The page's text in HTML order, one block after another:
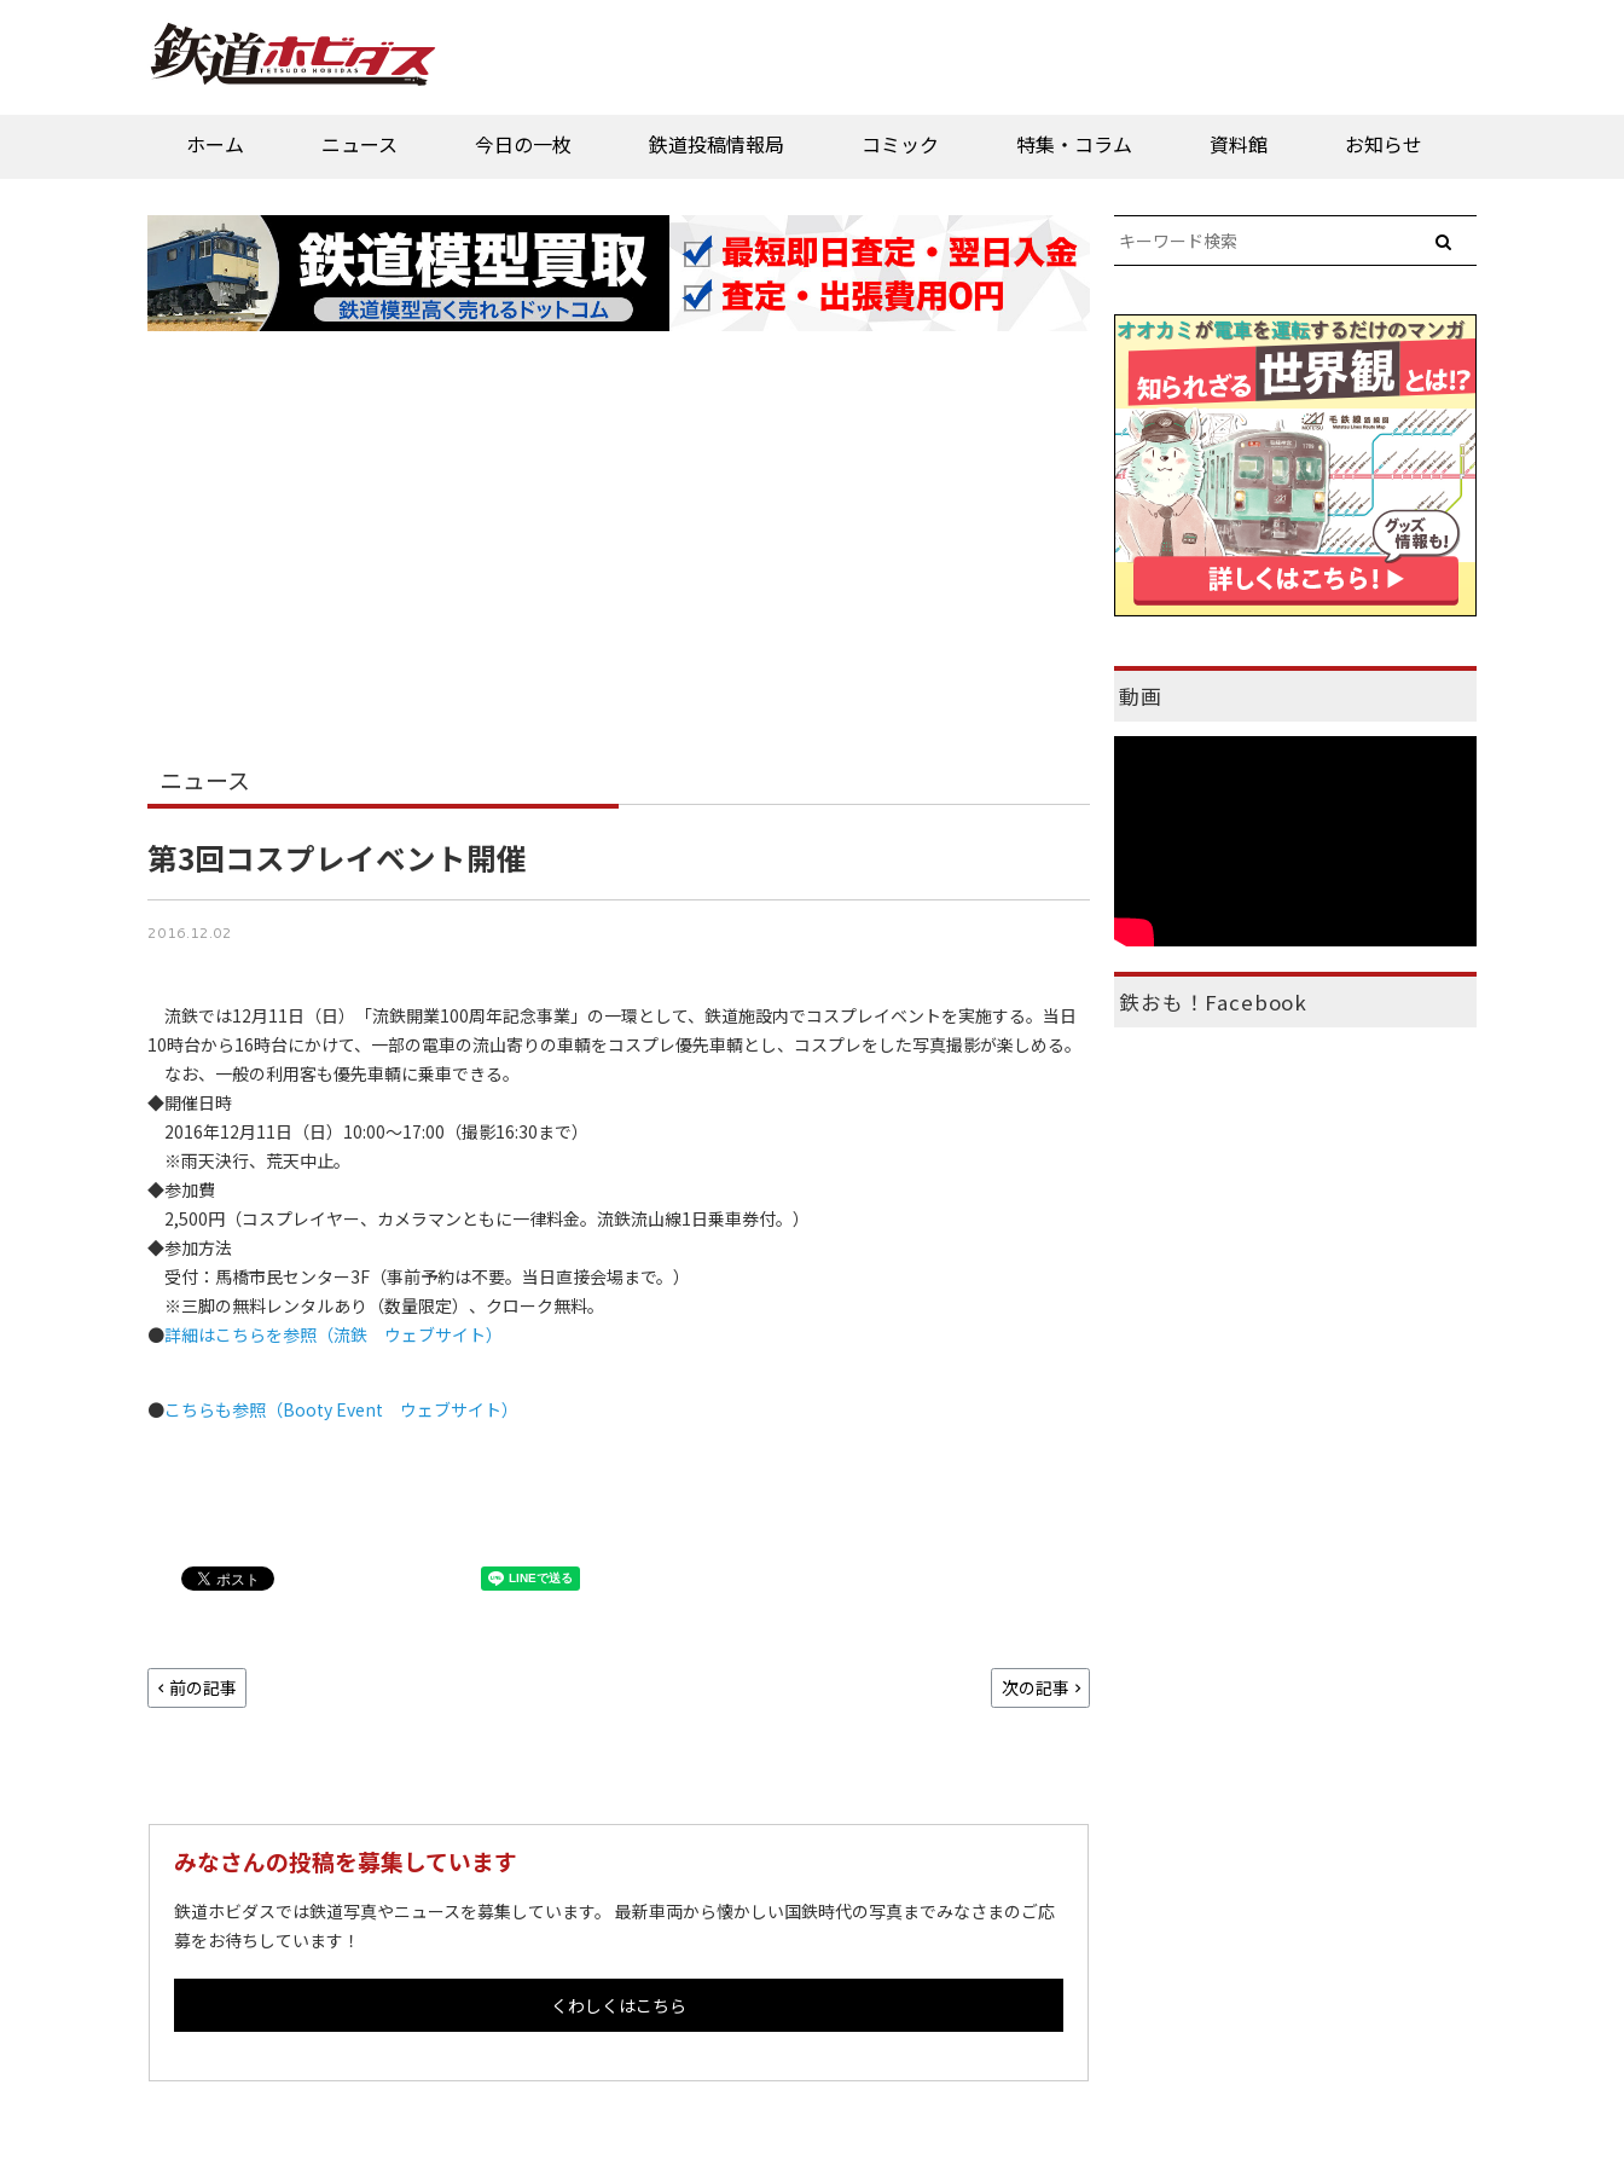
ホーム ニュース 今日の一枚 鉄道投稿情報局 コミック 特集・コラム 資料館 お知らせ
ニュース
第3回コスプレイベント開催
2016.12.02
流鉄では12月11日（日）「流鉄開業100周年記念事業」の一環として、鉄道施設内でコスプレイベントを実施する。当日
10時台から16時台にかけて、一部の電車の流山寄りの車輌をコスプレ優先車輌とし、コスプレをした写真撮影が楽しめる。
なお、一般の利用客も優先車輌に乗車できる。
◆開催日時
2016年12月11日（日）10:00～17:00（撮影16:30まで）
※雨天決行、荒天中止。
◆参加費
2,500円（コスプレイヤー、カメラマンともに一律料金。流鉄流山線1日乗車券付。）
◆参加方法
受付：馬橋市民センター3F（事前予約は不要。当日直接会場まで。）
※三脚の無料レンタルあり（数量限定）、クローク無料。
●詳細はこちらを参照（流鉄 ウェブサイト）
●こちらも参照（Booty Event ウェブサイト）
前の記事 次の記事
みなさんの投稿を募集しています
鉄道ホビダスでは鉄道写真やニュースを募集しています。 最新車両から懐かしい国鉄時代の写真までみなさまのご応
募をお待ちしています！
くわしくはこちら
動画
鉄おも！Facebook